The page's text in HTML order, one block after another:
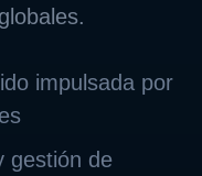
impulsada por
gestión de